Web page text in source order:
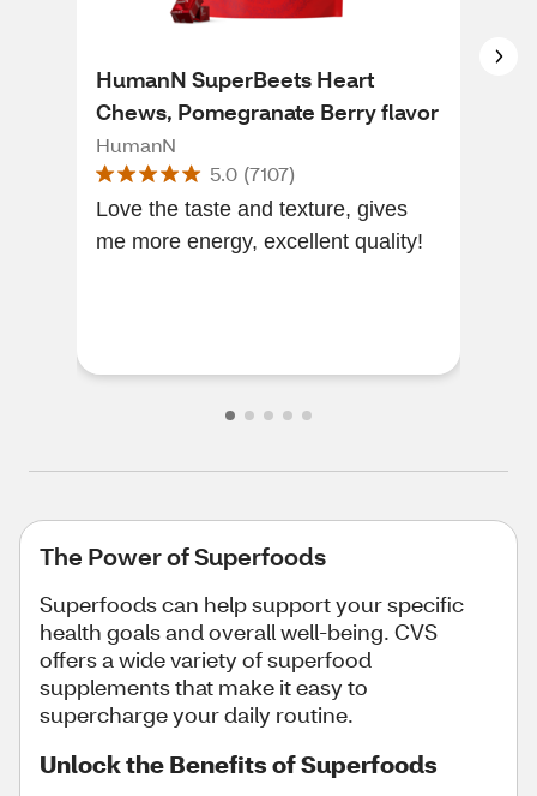
HumanN SuperBeets Heart
Chews, Pomegranate Berry flavor
HumanN
5.0 (7107)
Love the taste and texture, gives
me more energy, excellent quality!
The Power of Superfoods
Superfoods can help support your specific
health goals and overall well-being. CVS
offers a wide variety of superfood
supplements that make it easy to
supercharge your daily routine.
Unlock the Benefits of Superfoods